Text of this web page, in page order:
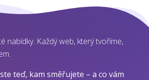
nabídky. Každý web, který tvoříme,
teď, kam směřujete – a co vám